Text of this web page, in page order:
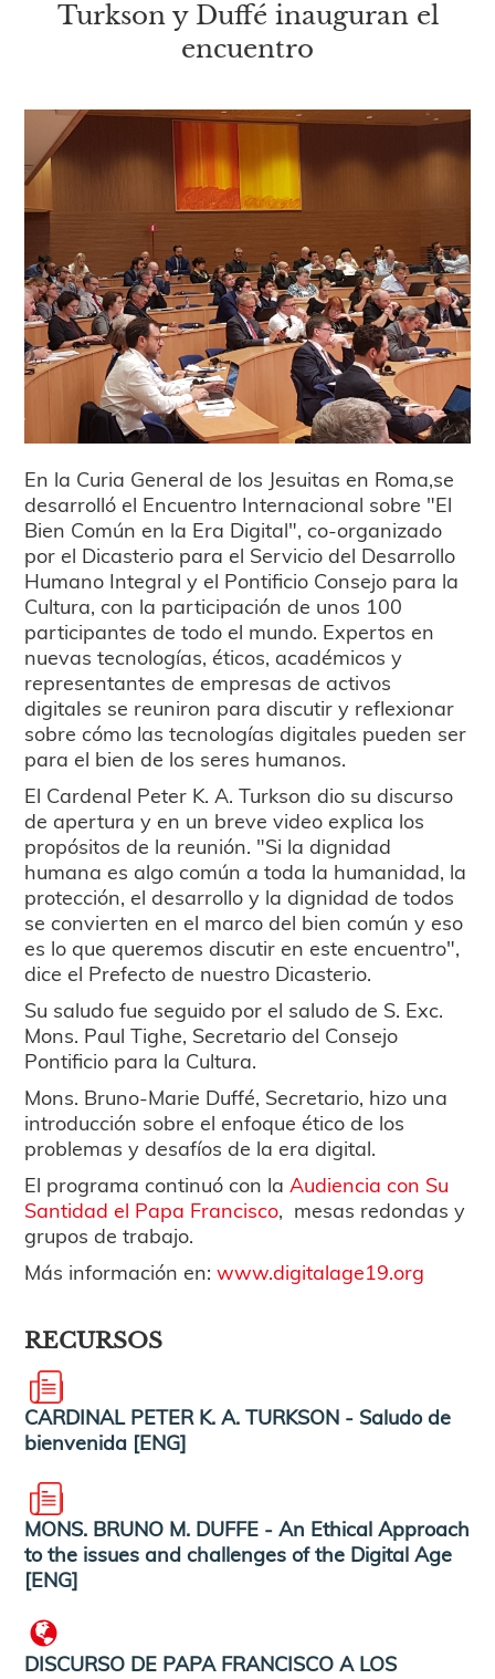
Turkson y Duffé inauguran el
encuentro
En la Curia General de los Jesuitas en Roma,se
desarrolló el Encuentro Internacional sobre "El
Bien Común en la Era Digital", co-organizado
por el Dicasterio para el Servicio del Desarrollo
Humano Integral y el Pontificio Consejo para la
Cultura, con la participación de unos 100
participantes de todo el mundo. Expertos en
nuevas tecnologías, éticos, académicos y
representantes de empresas de activos
digitales se reuniron para discutir y reflexionar
sobre cómo las tecnologías digitales pueden ser
para el bien de los seres humanos.
El Cardenal Peter K. A. Turkson dio su discurso
de apertura y en un breve video explica los
propósitos de la reunión. "Si la dignidad
humana es algo común a toda la humanidad, la
protección, el desarrollo y la dignidad de todos
se convierten en el marco del bien común y eso
es lo que queremos discutir en este encuentro",
dice el Prefecto de nuestro Dicasterio.
Su saludo fue seguido por el saludo de S. Exc.
Mons. Paul Tighe, Secretario del Consejo
Pontificio para la Cultura.
Mons. Bruno-Marie Duffé, Secretario, hizo una
introducción sobre el enfoque ético de los
problemas y desafíos de la era digital.
El programa continuó con la Audiencia con Su
Santidad el Papa Francisco, mesas redondas y
grupos de trabajo.
Más información en:www.digitalage19.org
RECURSOS
CARDINAL PETER K. A. TURKSON - Saludo de
bienvenida [ENG]
MONS. BRUNO M. DUFFE - An Ethical Approach
to the issues and challenges of the Digital Age
[ENG]
DISCURSO DE PAPA FRANCISCO A LOS